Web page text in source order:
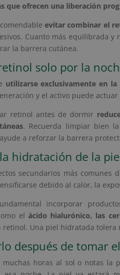
que ofrecen una liberación
evitar combinar el
Cuanto más equilibrada
la barrera cutánea.
solo por la
utilizarse exclusivamente en
y el activo puede
retinol antes de dormir
. Recuerda limpiar bien
a reforzar la barrera
hidratación de la
secundarios más comunes
debido al calor, la
incorporar
el ácido hialurónico, las
retinol. Una piel hidratada tolera
después de tomar
muchas horas al sol o notas